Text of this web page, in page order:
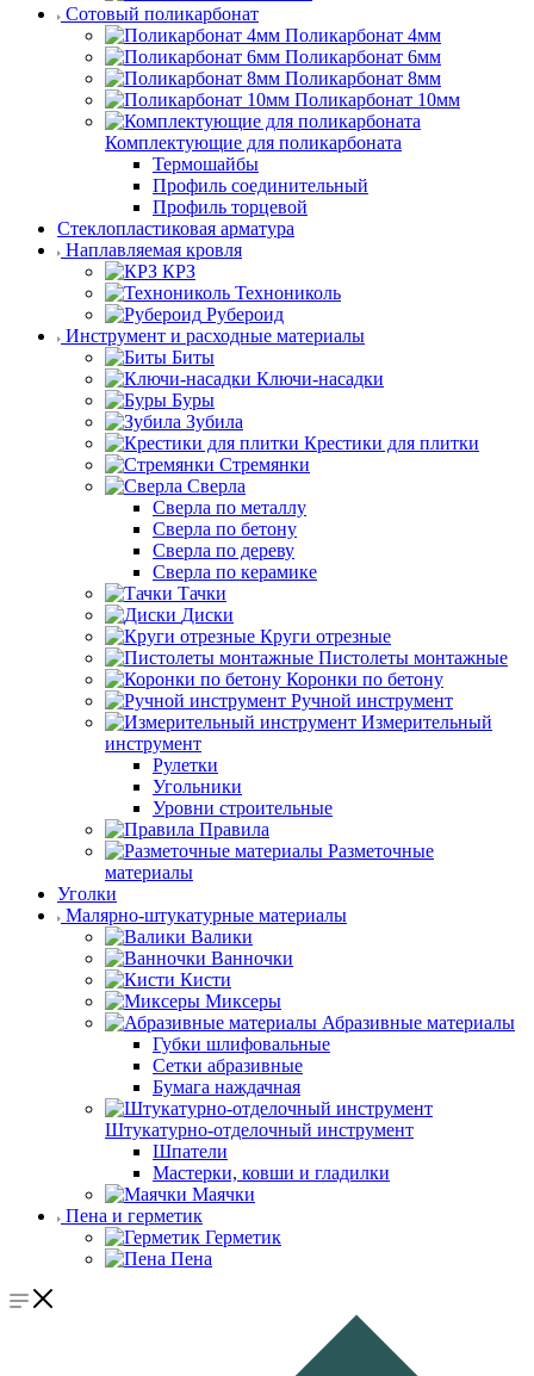
Сотовый поликарбонат
Поликарбонат 4мм
Поликарбонат 6мм
Поликарбонат 8мм
Поликарбонат 10мм
Комплектующие для поликарбоната
Термошайбы
Профиль соединительный
Профиль торцевой
Стеклопластиковая арматура
Наплавляемая кровля
КРЗ
Технониколь
Рубероид
Инструмент и расходные материалы
Биты
Ключи-насадки
Буры
Зубила
Крестики для плитки
Стремянки
Сверла
Сверла по металлу
Сверла по бетону
Сверла по дереву
Сверла по керамике
Тачки
Диски
Круги отрезные
Пистолеты монтажные
Коронки по бетону
Ручной инструмент
Измерительный
инструмент
Рулетки
Угольники
Уровни строительные
Правила
Разметочные
материалы
Уголки
Малярно-штукатурные материалы
Валики
Ванночки
Кисти
Миксеры
Абразивные материалы
Губки шлифовальные
Сетки абразивные
Бумага наждачная
Штукатурно-отделочный инструмент
Шпатели
Мастерки, ковши и гладилки
Маячки
Пена и герметик
Герметик
Пена